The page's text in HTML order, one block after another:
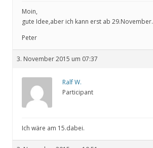
Moin,
gute Idee,aber ich kann erst ab 29.November.
Peter
3. November 2015 um 07:37
Ralf W.
Participant
Ich wäre am 15.dabei.